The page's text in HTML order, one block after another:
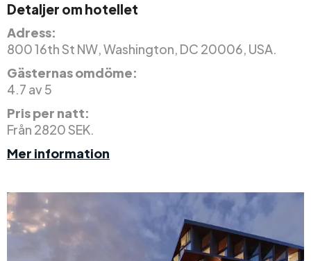
Detaljer om hotellet
Adress:
800 16th St NW, Washington, DC 20006, USA.
Gästernas omdöme:
4.7 av 5
Pris per natt:
Från 2820 SEK.
Mer information